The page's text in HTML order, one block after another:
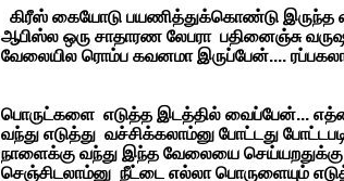
கிரீஸ் கையோடு பயணித்துக்கொண்டு
ஆபிஸ்ல ஒரு சாதாரண லேபரா பதினைஞ்சு
வேலையில ரொம்ப கவனமா இருப்பேன்....
பொருட்களை எடுத்த இடத்தில் வைப்பேன்...
வந்து எடுத்து வச்சிக்கலாம்னு போட்டது
நாளைக்கு வந்து இந்த வேலையை
செஞ்சிடலாம்னு நீட்டை எல்லா பொருளையும்